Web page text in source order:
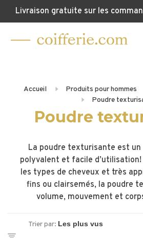
Livraison gratuite sur les
Accueil Produits pour hommes
Poudre
Poudre
La poudre texturisante est
polyvalent et facile
les types de cheveux et très
fins ou clairsemés, la poudre
volume, mouvement et
Trier par: